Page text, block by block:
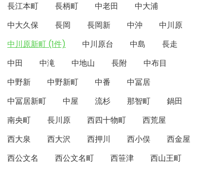
長江本町
長柄町 中老田
中大浦
中大久保
長岡 長岡新 中沖
中川原
中川原新町 (1件)
中川原台 中島
長走
中田
中滝 中地山 長附
中布目
中野新
中野新町 中番
中冨居
中冨居新町
中屋 流杉 那智町
鍋田
南央町
長川原 西四十物町
西荒屋
西大泉
西大沢 西押川 西小俣
西金屋
西公文名
西公文名町 西笹津
西山王町